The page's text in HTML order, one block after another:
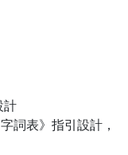
計‬‬‬‬‬
詞表》指引設計，